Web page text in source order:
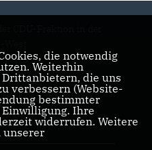
CDU-Fraktion in der
KONTAKT
die notwendig
Weiterhin
die uns
verbessern (Website-
bestimmter
Ihre
widerrufen. Weitere
unserer